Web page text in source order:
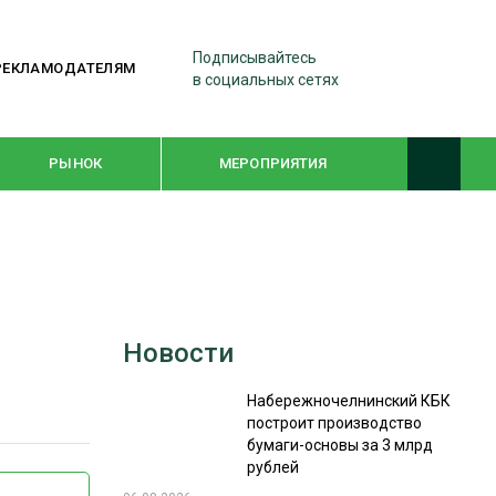
Подписывайтесь
в социальных сетях
РЫНОК МЕРОПРИЯТИЯ
WOODEX-2021
СУШКА ДРЕВЕСИНЫ
Новости
Набережночелнинский КБК
построит производство
бумаги-основы за 3 млрд
рублей